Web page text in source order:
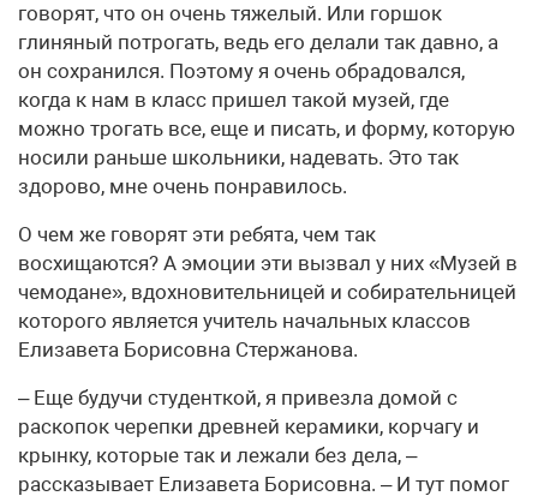
говорят, что он очень тяжелый. Или горшок
глиняный потрогать, ведь его делали так давно, а
он сохранился. Поэтому я очень обрадовался,
когда к нам в класс пришел такой музей, где
можно трогать все, еще и писать, и форму, которую
носили раньше школьники, надевать. Это так
здорово, мне очень понравилось.
О чем же говорят эти ребята, чем так
восхищаются? А эмоции эти вызвал у них «Музей в
чемодане», вдохновительницей и собирательницей
которого является учитель начальных классов
Елизавета Борисовна Стержанова.
– Еще будучи студенткой, я привезла домой с
раскопок черепки древней керамики, корчагу и
крынку, которые так и лежали без дела, –
рассказывает Елизавета Борисовна. – И тут помог